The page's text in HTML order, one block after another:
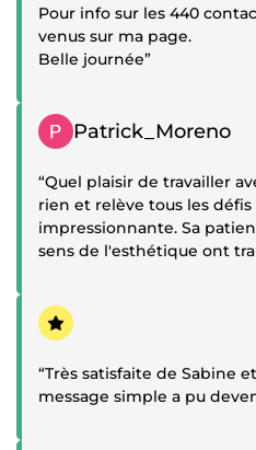
Pour info sur les 440
venus sur ma page.
Belle journée”
Témoignage positif
Patrick_Moreno
“Quel plaisir de travailler
rien et relève tous les
impressionnante. Sa
sens de l'esthétique ont
sociaux en une vitrine
avec brio.”
Témoignage positif
“Très satisfaite de Sabine
message simple a pu